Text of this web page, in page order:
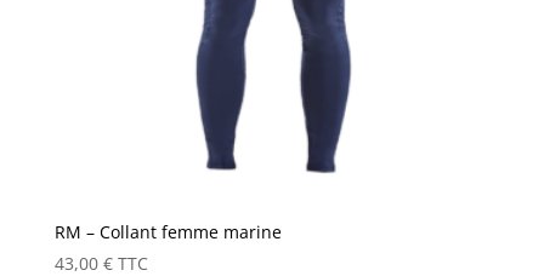
RM – Collant femme marine
43,00 € TTC